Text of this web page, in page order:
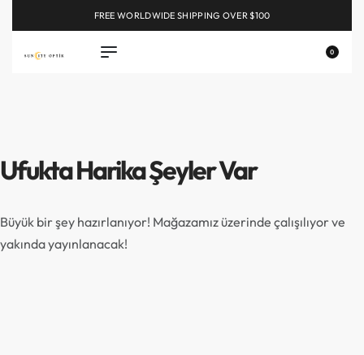
FREE WORLDWIDE SHIPPING OVER $100
0
Ufukta Harika Şeyler Var
Büyük bir şey hazırlanıyor! Mağazamız üzerinde çalışılıyor ve
yakında yayınlanacak!